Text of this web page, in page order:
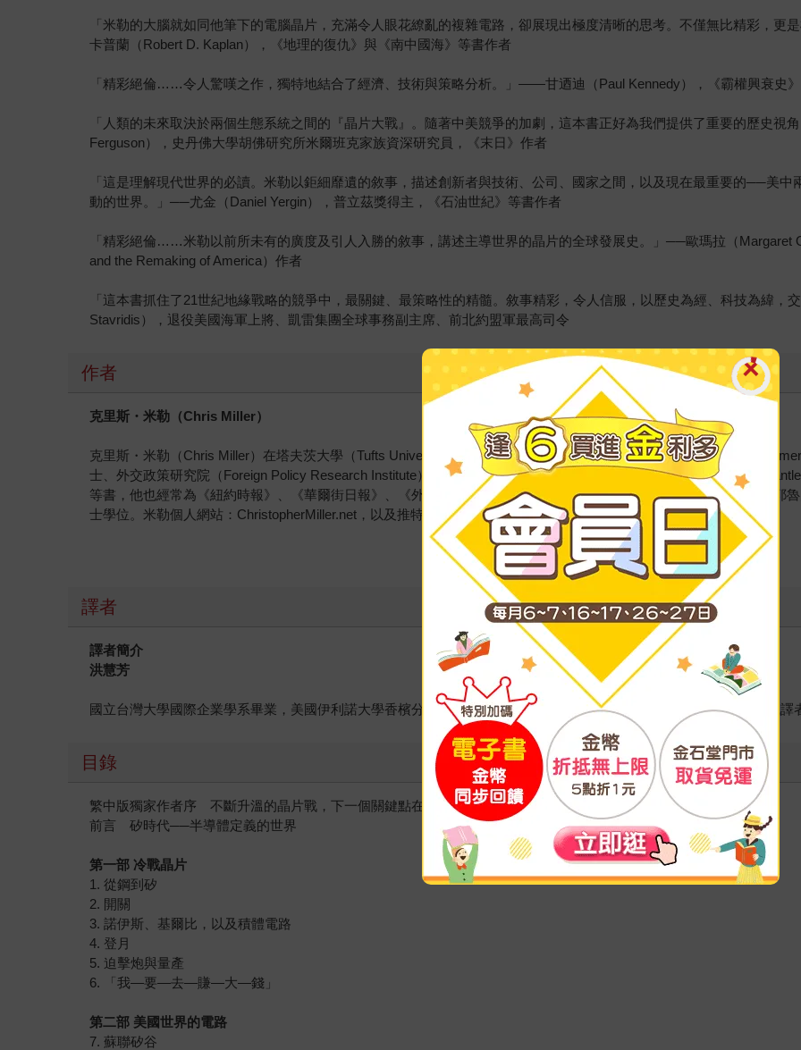
「米勒的大腦就如同他筆下的電腦晶片，充滿令人眼花繚亂的複雜電路，卻展現出極度清晰的思考。不僅無比精彩，
卡普蘭（Robert D. Kaplan），《地理的復仇》與《南中國海》等書作者
「精彩絕倫……令人驚嘆之作，獨特地結合了經濟、技術與策略分析。」——甘迺迪（Paul Kennedy），《霸權興衰史
「人類的未來取決於兩個生態系統之間的『晶片大戰』。隨著中美競爭的加劇，這本書正好為我們提供了重要的歷史視
Ferguson），史丹佛大學胡佛研究所米爾班克家族資深研究員，《末日》作者
「這是理解現代世界的必讀。米勒以鉅細靡遺的敘事，描述創新者與技術、公司、國家之間，以及現在最重要的──美
動的世界。」──尤金（Daniel Yergin），普立茲獎得主，《石油世紀》等書作者
「精彩絕倫……米勒以前所未有的廣度及引人入勝的敘事，講述主導世界的晶片的全球發展史。」──歐瑪拉（Margaret
and the Remaking of America）作者
「這本書抓住了21世紀地緣戰略的競爭中，最關鍵、最策略性的精髓。敘事精彩，令人信服，以歷史為經、科技為緯
Stavridis），退役美國海軍上將、凱雷集團全球事務副主席、前北約盟軍最高司令
作者
克里斯・米勒（Chris Miller）
克里斯・米勒（Chris Miller）在塔夫茨大學（Tufts University）的弗萊徹學院教授國際史，他也是美國企業研究院（
士、外交政策研究院（Foreign Policy Research Institute）的歐亞主任，以及總經與地緣政治顧問公司綠罩（
等書，他也經常為《紐約時報》、《華爾街日報》、《外交事務》、《外交政策》、《美國利益》等媒體撰稿。他於耶
士學位。米勒個人網站：ChristopherMiller.net，以及推特帳號：@crmiller1。
譯者
譯者簡介
洪慧芳
國立台灣大學國際企業學系畢業，美國伊利諾大學香檳分校MBA，曾任職於Siemens Telecom及Citibank，目前為專職譯
目錄
繁中版獨家作者序 不斷升溫的晶片戰，下一個關鍵點在哪？
前言 矽時代──半導體定義的世界
第一部 冷戰晶片
1. 從鋼到矽
2. 開關
3. 諾伊斯、基爾比，以及積體電路
4. 登月
5. 迫擊炮與量產
6. 「我—要—去—賺—大—錢」
第二部 美國世界的電路
7. 蘇聯矽谷